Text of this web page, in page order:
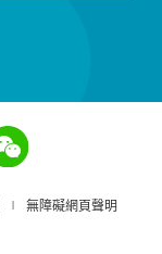
無障礙網頁聲明